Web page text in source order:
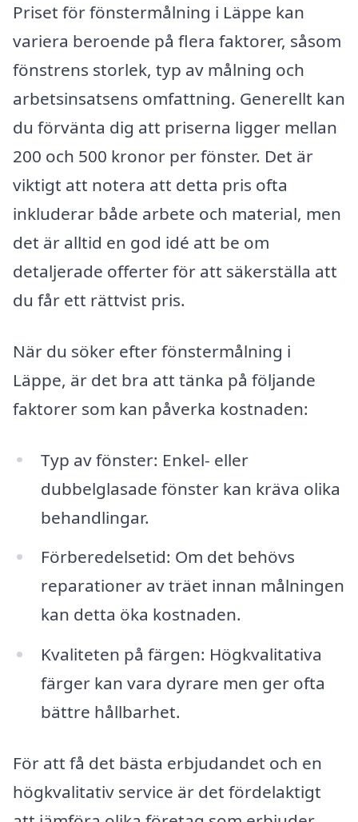
Priset för fönstermålning i Läppe kan
variera beroende på flera faktorer, såsom
fönstrens storlek, typ av målning och
arbetsinsatsens omfattning. Generellt kan
du förvänta dig att priserna ligger mellan
200 och 500 kronor per fönster. Det är
viktigt att notera att detta pris ofta
inkluderar både arbete och material, men
det är alltid en god idé att be om
detaljerade offerter för att säkerställa att
du får ett rättvist pris.
När du söker efter fönstermålning i
Läppe, är det bra att tänka på följande
faktorer som kan påverka kostnaden:
Typ av fönster: Enkel- eller
dubbelglasade fönster kan kräva olika
behandlingar.
Förberedelsetid: Om det behövs
reparationer av träet innan målningen
kan detta öka kostnaden.
Kvaliteten på färgen: Högkvalitativa
färger kan vara dyrare men ger ofta
bättre hållbarhet.
För att få det bästa erbjudandet och en
högkvalitativ service är det fördelaktigt